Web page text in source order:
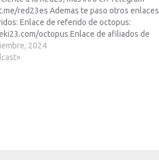
red23es Ademas te paso otros enlaces
Enlace de referido de octopus:
octopus Enlace de afiliados de
https://www.treki23.com/amazon Enlace
de Meta Quest:
2024